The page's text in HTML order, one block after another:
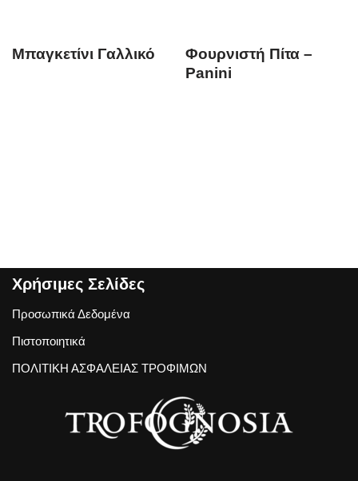
Μπαγκετίνι Γαλλικό
Φουρνιστή Πίτα –
Panini
Χρήσιμες Σελίδες
Προσωπικά Δεδομένα
Πιστοποιητικά
ΠΟΛΙΤΙΚΗ ΑΣΦΑΛΕΙΑΣ ΤΡΟΦΙΜΩΝ